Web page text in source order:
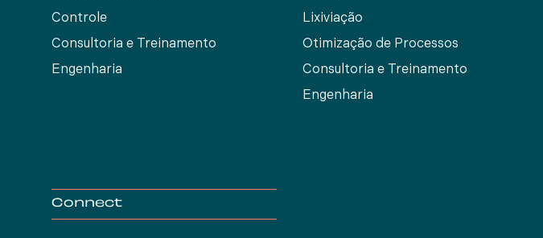
Controle
Consultoria e Treinamento
Engenharia
Lixiviação
Otimização de Processos
Consultoria e Treinamento
Engenharia
Connect